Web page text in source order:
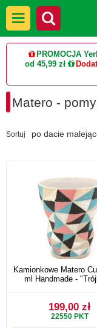
PROMOCJA
od 45,99 zł
Matero -
Sortuj po dacie
Kamionkowe Matero
ml Handmade -
199,00 zł
22550PKT